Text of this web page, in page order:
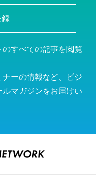
録
すべての記事を閲覧
ナーの情報など、ビジ
マガジンをお届けい